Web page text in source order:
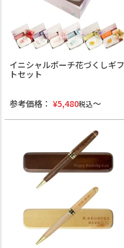
イニシャルポーチ花づくしギフ
トセット
参考価格： ¥5,480税込